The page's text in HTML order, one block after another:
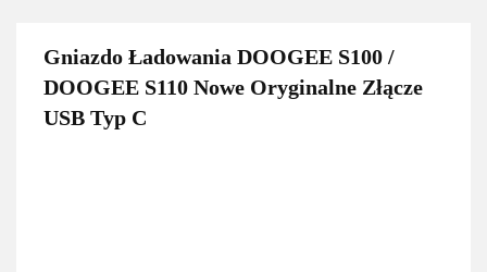
Gniazdo Ładowania DOOGEE S100 /
DOOGEE S110 Nowe Oryginalne Złącze
USB Typ C